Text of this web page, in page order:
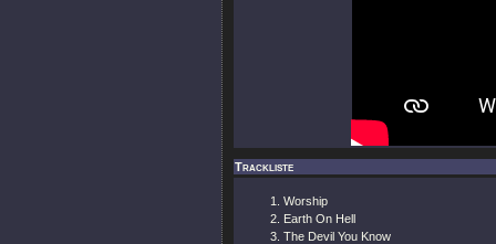
Trackliste
Worship
Earth On Hell
The Devil You Know